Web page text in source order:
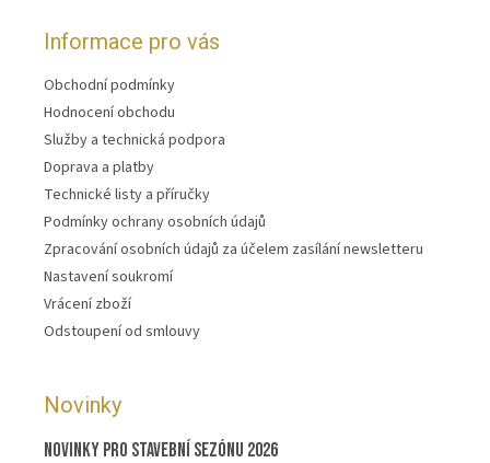
Informace pro vás
Obchodní podmínky
Hodnocení obchodu
Služby a technická podpora
Doprava a platby
Technické listy a příručky
Podmínky ochrany osobních údajů
Zpracování osobních údajů za účelem zasílání newsletteru
Nastavení soukromí
Vrácení zboží
Odstoupení od smlouvy
Novinky
Novinky pro stavební sezónu 2026